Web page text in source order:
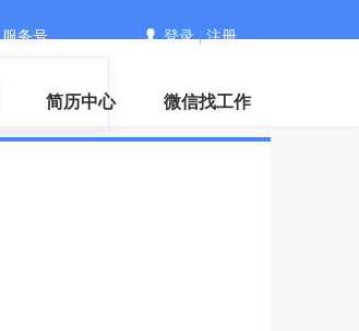
服务号 登录|注册
简历中心 微信找工作